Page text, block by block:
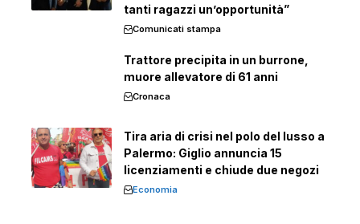
tanti ragazzi un’opportunità”
Comunicati stampa
Trattore precipita in un burrone,
muore allevatore di 61 anni
Cronaca
Tira aria di crisi nel polo del lusso a
Palermo: Giglio annuncia 15
licenziamenti e chiude due negozi
Economia